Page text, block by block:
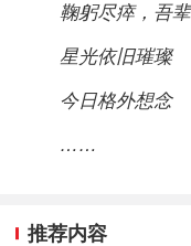
鞠躬尽瘁，吾
星光依旧璀璨
今日格外想念
……
推荐内容